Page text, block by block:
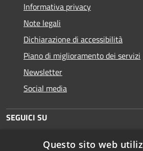
Informativa privacy
Note legali
Dichiarazione di accessibilità
Piano di miglioramento dei servizi
Newsletter
Social media
SEGUICI SU
Questo sito web